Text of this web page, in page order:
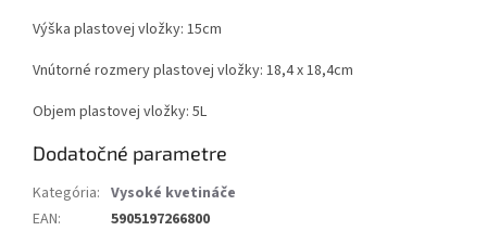
Výška plastovej vložky: 15cm
Vnútorné rozmery plastovej vložky: 18,4 x 18,4cm
Objem plastovej vložky: 5L
Dodatočné parametre
Kategória: Vysoké kvetináče
EAN: 5905197266800